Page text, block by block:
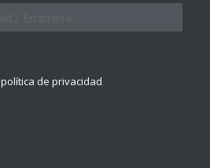
política de privacidad